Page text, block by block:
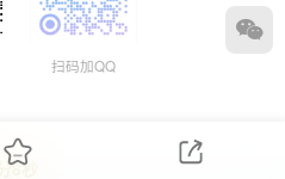
扫码加QQ
9秒